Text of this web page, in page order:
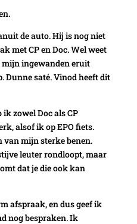
de auto. Hij is nog niet
met CP en Doc. Wel weet
ingewanden eruit
Dunne saté. Vinod heeft dit
zowel Doc als CP
alsof ik op EPO fiets.
mijn sterke benen.
leuter rondloopt, maar
dat je die ook kan
afspraak, en dus geef ik
nog bespraken. Ik